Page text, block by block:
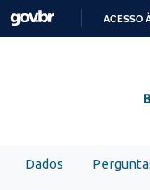
Skip to main content
ACESSO
Dados